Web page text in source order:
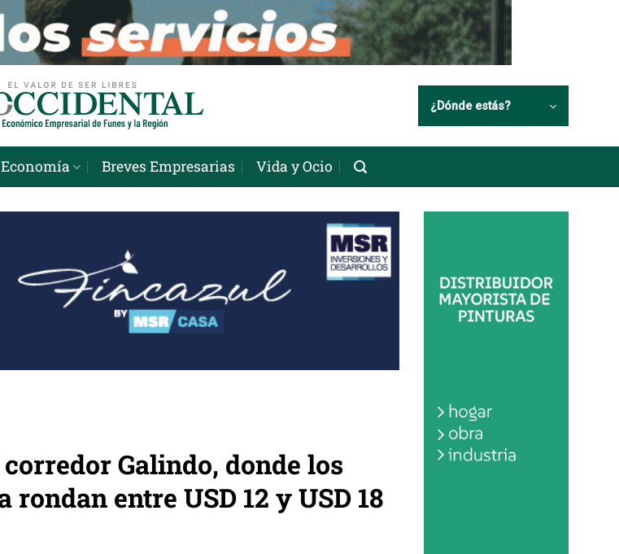
¿Dónde estás?
Breves Empresarias Vida y Ocio
Galindo, donde los
entre USD 12 y USD 18